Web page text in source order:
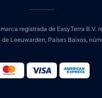
registrada de EasyTerra B.V.
Leeuwarden, Países Baixos,